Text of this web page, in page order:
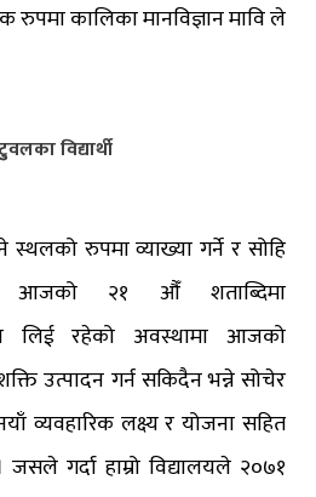
रुपमा कालिका मानविज्ञान मावि ले
विद्यार्थी
स्थलको रुपमा व्याख्या गर्ने र सोहि
आजको २१ औँ शताब्दिमा
लिई रहेको अवस्थामा आजको
उत्पादन गर्न सकिदैन भन्ने सोचेर
व्यवहारिक लक्ष्य र योजना सहित
जसले गर्दा हाम्रो विद्यालयले २०७१